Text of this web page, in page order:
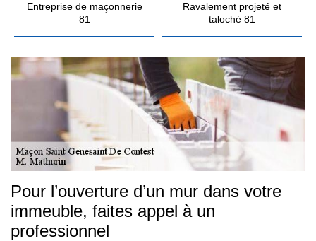
Entreprise de maçonnerie
81
Ravalement projeté et
taloché 81
Pour l’ouverture d’un mur dans votre
immeuble, faites appel à un
professionnel